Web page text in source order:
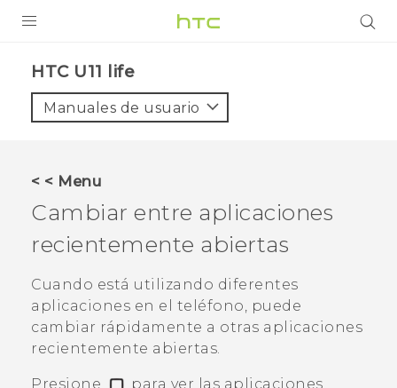
VIVE
VIVERSE
AYUDA
HTC Devices & Accessories
Video Tutorials
HTC U11 life‎
Manuales de usuario
< < Menu
Cambiar entre aplicaciones
recientemente abiertas
Cuando está utilizando diferentes
aplicaciones en el teléfono, puede
cambiar rápidamente a otras aplicaciones
recientemente abiertas.
Presione
para ver las aplicaciones